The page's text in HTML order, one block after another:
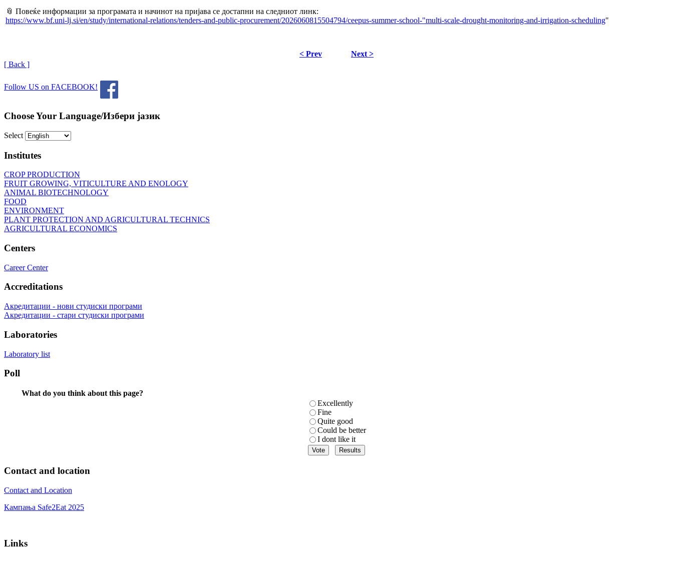
📎 Повеќе информации за програмата и начинот на пријава се достапни на следниот линк:
https://www.bf.uni-lj.si/en/study/international-relations/tenders-and-public-procurement/2026060815504794/ceepus-summer-school-"multi-scale-drought-monitoring-and-irrigation-scheduling"
< Prev
Next >
[ Back ]
Follow US on FACEBOOK!
Choose Your Language/Избери јазик
Select
Institutes
CROP PRODUCTION
FRUIT GROWING, VITICULTURE AND ENOLOGY
ANIMAL BIOTECHNOLOGY
FOOD
ENVIRONMENT
PLANT PROTECTION AND AGRICULTURAL TECHNICS
AGRICULTURAL ECONOMICS
Centers
Career Center
Accreditations
Акредитации - нови студиски програми
Акредитации - стари студиски програми
Laboratories
Laboratory list
Poll
What do you think about this page?
Excellently
Fine
Quite good
Could be better
I dont like it
Contact and location
Contact and Location
Кампања Safe2Eat 2025
Links